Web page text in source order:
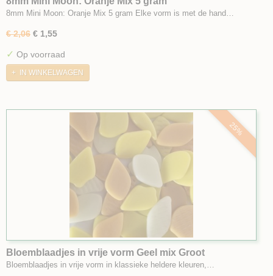
8mm Mini Moon: Oranje Mix 5 gram Elke vorm is met de hand…
€ 2,06 € 1,55
✓ Op voorraad
IN WINKELWAGEN
25%
Bloemblaadjes in vrije vorm Geel mix Groot
Bloemblaadjes in vrije vorm in klassieke heldere kleuren,…